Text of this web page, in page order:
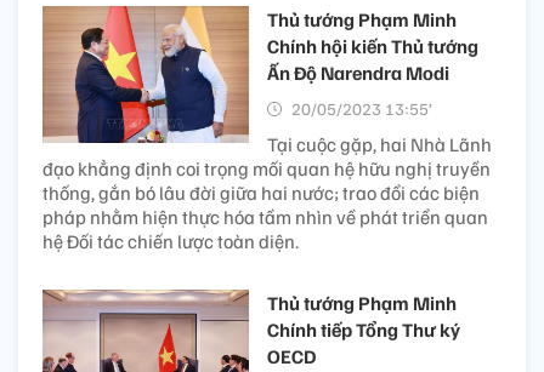
Thủ tướng Phạm Minh
Chính hội kiến Thủ tướng
Ấn Độ Narendra Modi
20/05/2023 13:55’
Tại cuộc gặp, hai Nhà Lãnh
đạo khẳng định coi trọng mối quan hệ hữu nghị truyền
thống, gắn bó lâu đời giữa hai nước; trao đổi các biện
pháp nhằm hiện thực hóa tầm nhìn về phát triển quan
hệ Đối tác chiến lược toàn diện.
Thủ tướng Phạm Minh
Chính tiếp Tổng Thư ký
OECD